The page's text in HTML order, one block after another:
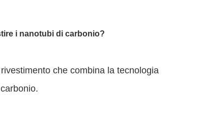
i nanotubi di carbonio?
che combina la tecnologia